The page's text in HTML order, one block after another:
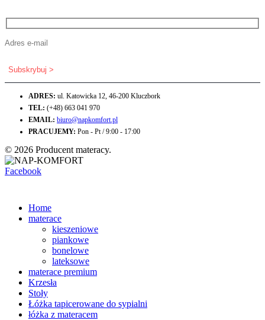
ADRES: ul. Katowicka 12, 46-200 Kluczbork
TEL: (+48) 663 041 970
EMAIL: biuro@napkomfort.pl
PRACUJEMY: Pon - Pt / 9:00 - 17:00
© 2026 Producent materacy.
Facebook
Home
materace
kieszeniowe
piankowe
bonelowe
lateksowe
materace premium
Krzesła
Stoły
Łóżka tapicerowane do sypialni
łóżka z materacem